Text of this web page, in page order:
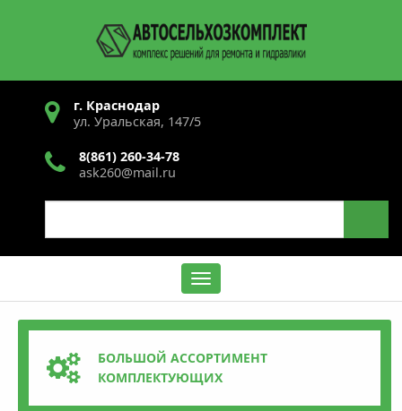
г. Краснодар
ул. Уральская, 147/5
8(861) 260-34-78
ask260@mail.ru
БОЛЬШОЙ АССОРТИМЕНТ
КОМПЛЕКТУЮЩИХ